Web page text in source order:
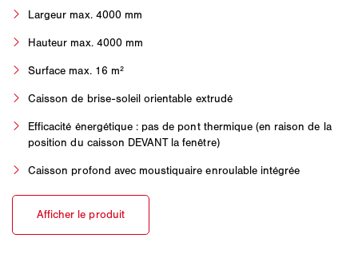
Largeur max. 4000 mm
Hauteur max. 4000 mm
Surface max. 16 m²
Caisson de brise-soleil orientable extrudé
Efficacité énergétique : pas de pont thermique (en raison de la
position du caisson DEVANT la fenêtre)
Caisson profond avec moustiquaire enroulable intégrée